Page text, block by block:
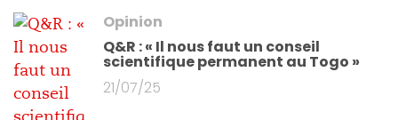
Opinion
Q&R : « Il nous faut un conseil
scientifique permanent au Togo »
21/07/25